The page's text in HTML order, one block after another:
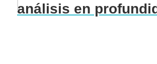
análisis en